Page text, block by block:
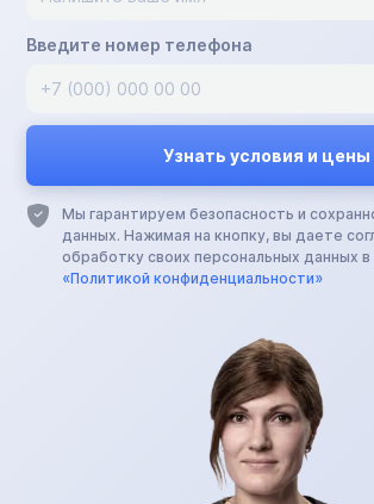
Введите номер телефона
Мы гарантируем безопасность и
данных. Нажимая на кнопку, вы даете
обработку своих персональных данных
«Политикой конфиденциальности»